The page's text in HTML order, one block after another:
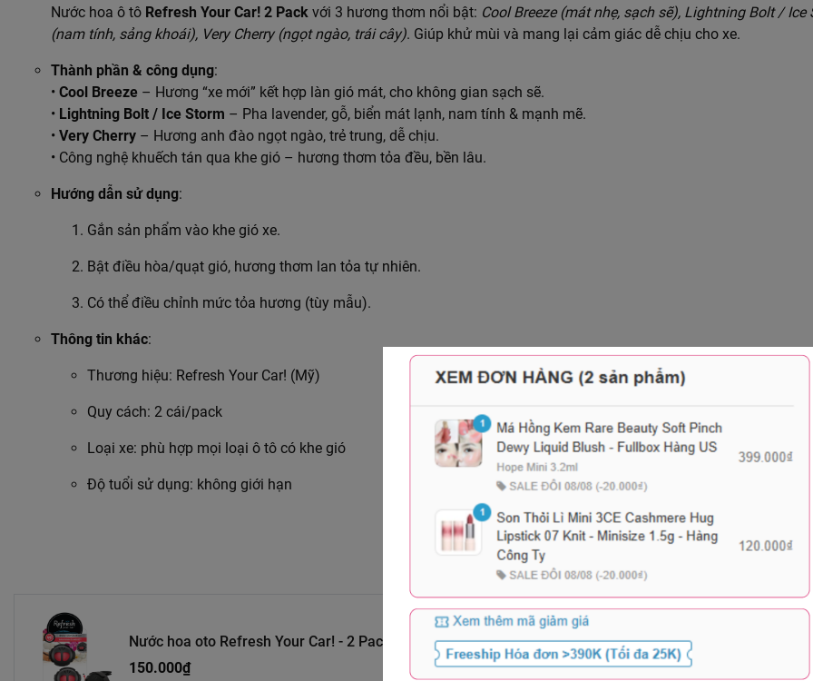
Nước hoa ô tô Refresh Your Car! 2 Pack với 3 hương thơm nổi bật: Cool Breeze (mát nhẹ, sạch sẽ), Lightning Bolt / Ice
(nam tính, sảng khoái), Very Cherry (ngọt ngào, trái cây). Giúp khử mùi và mang lại cảm giác dễ chịu cho xe.
Thành phần & công dụng:
• Cool Breeze – Hương “xe mới” kết hợp làn gió mát, cho không gian sạch sẽ.
• Lightning Bolt / Ice Storm – Pha lavender, gỗ, biển mát lạnh, nam tính & mạnh mẽ.
• Very Cherry – Hương anh đào ngọt ngào, trẻ trung, dễ chịu.
• Công nghệ khuếch tán qua khe gió – hương thơm tỏa đều, bền lâu.
Hướng dẫn sử dụng:
Gắn sản phẩm vào khe gió xe.
Bật điều hòa/quạt gió, hương thơm lan tỏa tự nhiên.
Có thể điều chỉnh mức tỏa hương (tùy mẫu).
Thông tin khác:
Thương hiệu: Refresh Your Car! (Mỹ)
Quy cách: 2 cái/pack
Loại xe: phù hợp mọi loại ô tô có khe gió
Độ tuổi sử dụng: không giới hạn
Nước hoa oto Refresh Your Car! - 2 Pack
150.000₫